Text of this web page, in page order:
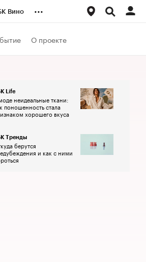
Вино ...
О проекте
Life
неидеальные ткани:
поношенность стала
хорошего вкуса
Тренды
берутся
и как с ними